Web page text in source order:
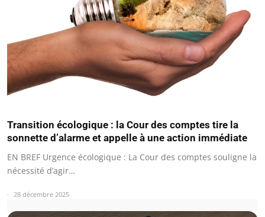
Transition écologique : la Cour des comptes tire la
sonnette d’alarme et appelle à une action immédiate
EN BREF Urgence écologique : La Cour des comptes souligne la
nécessité d’agir…
28 décembre 2025